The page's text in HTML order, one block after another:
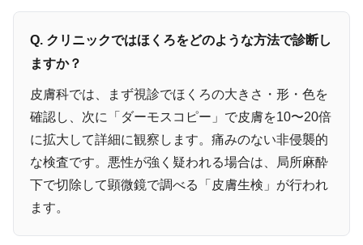
Q. クリニックではほくろをどのような方法で診断し
ますか？
皮膚科では、まず視診でほくろの大きさ・形・色を
確認し、次に「ダーモスコピー」で皮膚を10〜20倍
に拡大して詳細に観察します。痛みのない非侵襲的
な検査です。悪性が強く疑われる場合は、局所麻酔
下で切除して顕微鏡で調べる「皮膚生検」が行われ
ます。